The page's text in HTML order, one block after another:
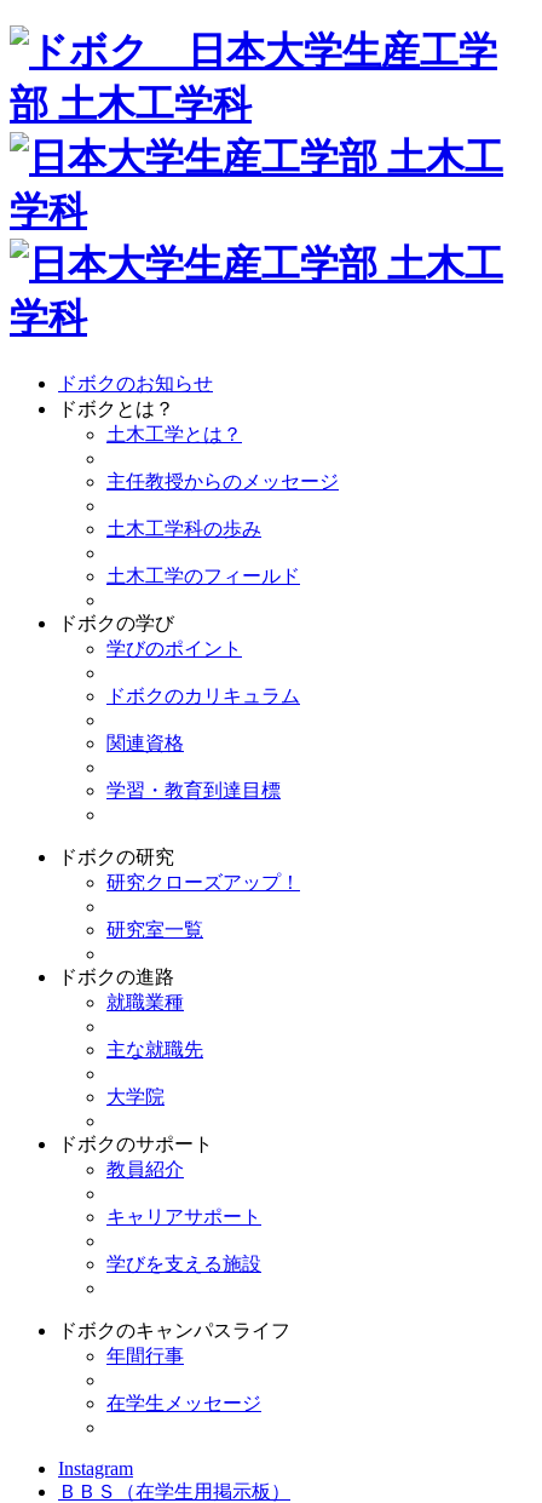
ドボクのお知らせ
ドボクとは？
土木工学とは？
主任教授からのメッセージ
土木工学科の歩み
土木工学のフィールド
ドボクの学び
学びのポイント
ドボクのカリキュラム
関連資格
学習・教育到達目標
ドボクの研究
研究クローズアップ！
研究室一覧
ドボクの進路
就職業種
主な就職先
大学院
ドボクのサポート
教員紹介
キャリアサポート
学びを支える施設
ドボクのキャンパスライフ
年間行事
在学生メッセージ
Instagram
ＢＢＳ
（在学生用掲示板）